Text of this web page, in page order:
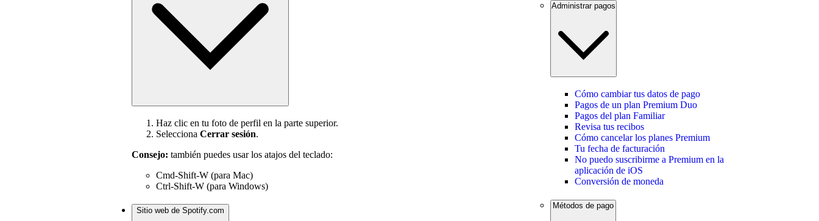
Haz clic en tu foto de perfil en la parte superior.
Selecciona Cerrar sesión.
Consejo: también puedes usar los atajos del teclado:
Cmd-Shift-W (para Mac)
Ctrl-Shift-W (para Windows)
Sitio web de Spotify.com
Administrar pagos
Cómo cambiar tus datos de pago
Pagos de un plan Premium Duo
Pagos del plan Familiar
Revisa tus recibos
Cómo cancelar los planes Premium
Tu fecha de facturación
No puedo suscribirme a Premium en la
aplicación de iOS
Conversión de moneda